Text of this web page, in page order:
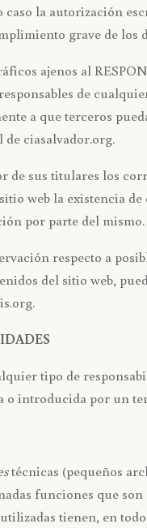
la autorización
grave de
ajenos al
de
a que terceros
ciasalvador.org.
de sus titulares los
web la existencia
por parte del mismo.
respecto a
del sitio web,
tipo de
introducida por un
técnicas (pequeños
funciones que
utilizadas tienen, en